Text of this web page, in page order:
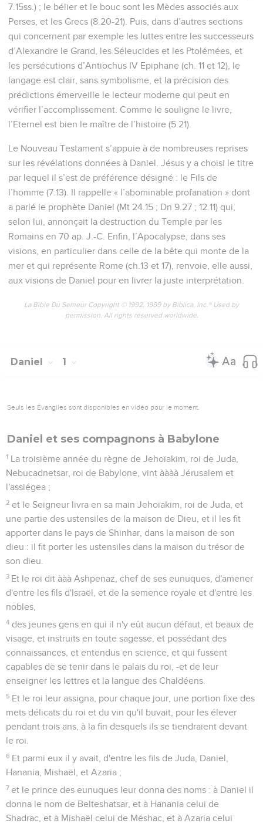
7.15ss.) ; le bélier et le bouc sont les Mèdes associés aux
Perses, et les Grecs (8.20-21). Puis, dans d’autres sections
qui concernent par exemple les luttes entre les successeurs
d’Alexandre le Grand, les Séleucides et les Ptolémées, et
les persécutions d’Antiochus IV Epiphane (ch. 11 et 12), le
langage est clair, sans symbolisme, et la précision des
prédictions émerveille le lecteur moderne qui peut en
vérifier l’accomplissement. Comme le souligne le livre,
l’Eternel est bien le maître de l’histoire (5.21).
Le Nouveau Testament s’appuie à de nombreuses reprises
sur les révélations données à Daniel. Jésus y a choisi le titre
par lequel il s’est de préférence désigné : le Fils de
l’homme (7.13). Il rappelle « l’abominable profanation » dont
a parlé le prophète Daniel (Mt 24.15 ; Dn 9.27 ; 12.11) qui,
selon lui, annonçait la destruction du Temple par les
Romains en 70 ap. J.-C. Enfin, l’Apocalypse, dans ses
visions, en particulier dans celle de la bête qui monte de la
mer et qui représente Rome (ch.13 et 17), renvoie, elle aussi,
aux visions de Daniel pour en livrer la juste interprétation.
La Bible Du Semeur Copyright © 1992, 1999 by Biblica, Inc.® Used by
permission. All rights reserved worldwide.
Daniel 1
Seuls les Évangiles sont disponibles en vidéo pour le moment.
Daniel et ses compagnons à Babylone
1 La troisième année du règne de Jehoïakim, roi de Juda,
Nebucadnetsar, roi de Babylone, vint àààà Jérusalem et
l'assiégea ;
2 et le Seigneur livra en sa main Jehoïakim, roi de Juda, et
une partie des ustensiles de la maison de Dieu, et il les fit
apporter dans le pays de Shinhar, dans la maison de son
dieu : il fit porter les ustensiles dans la maison du trésor de
son dieu.
3 Et le roi dit ààà Ashpenaz, chef de ses eunuques, d'amener
d'entre les fils d'Israël, et de la semence royale et d'entre les
nobles,
4 des jeunes gens en qui il n'y eût aucun défaut, et beaux de
visage, et instruits en toute sagesse, et possédant des
connaissances, et entendus en science, et qui fussent
capables de se tenir dans le palais du roi, -et de leur
enseigner les lettres et la langue des Chaldéens.
5 Et le roi leur assigna, pour chaque jour, une portion fixe des
mets délicats du roi et du vin qu'il buvait, pour les élever
pendant trois ans, à la fin desquels ils se tiendraient devant
le roi.
6 Et parmi eux il y avait, d'entre les fils de Juda, Daniel,
Hanania, Mishaël, et Azaria ;
7 et le prince des eunuques leur donna des noms : à Daniel il
donna le nom de Belteshatsar, et à Hanania celui de
Shadrac, et à Mishaël celui de Méshac, et à Azaria celui